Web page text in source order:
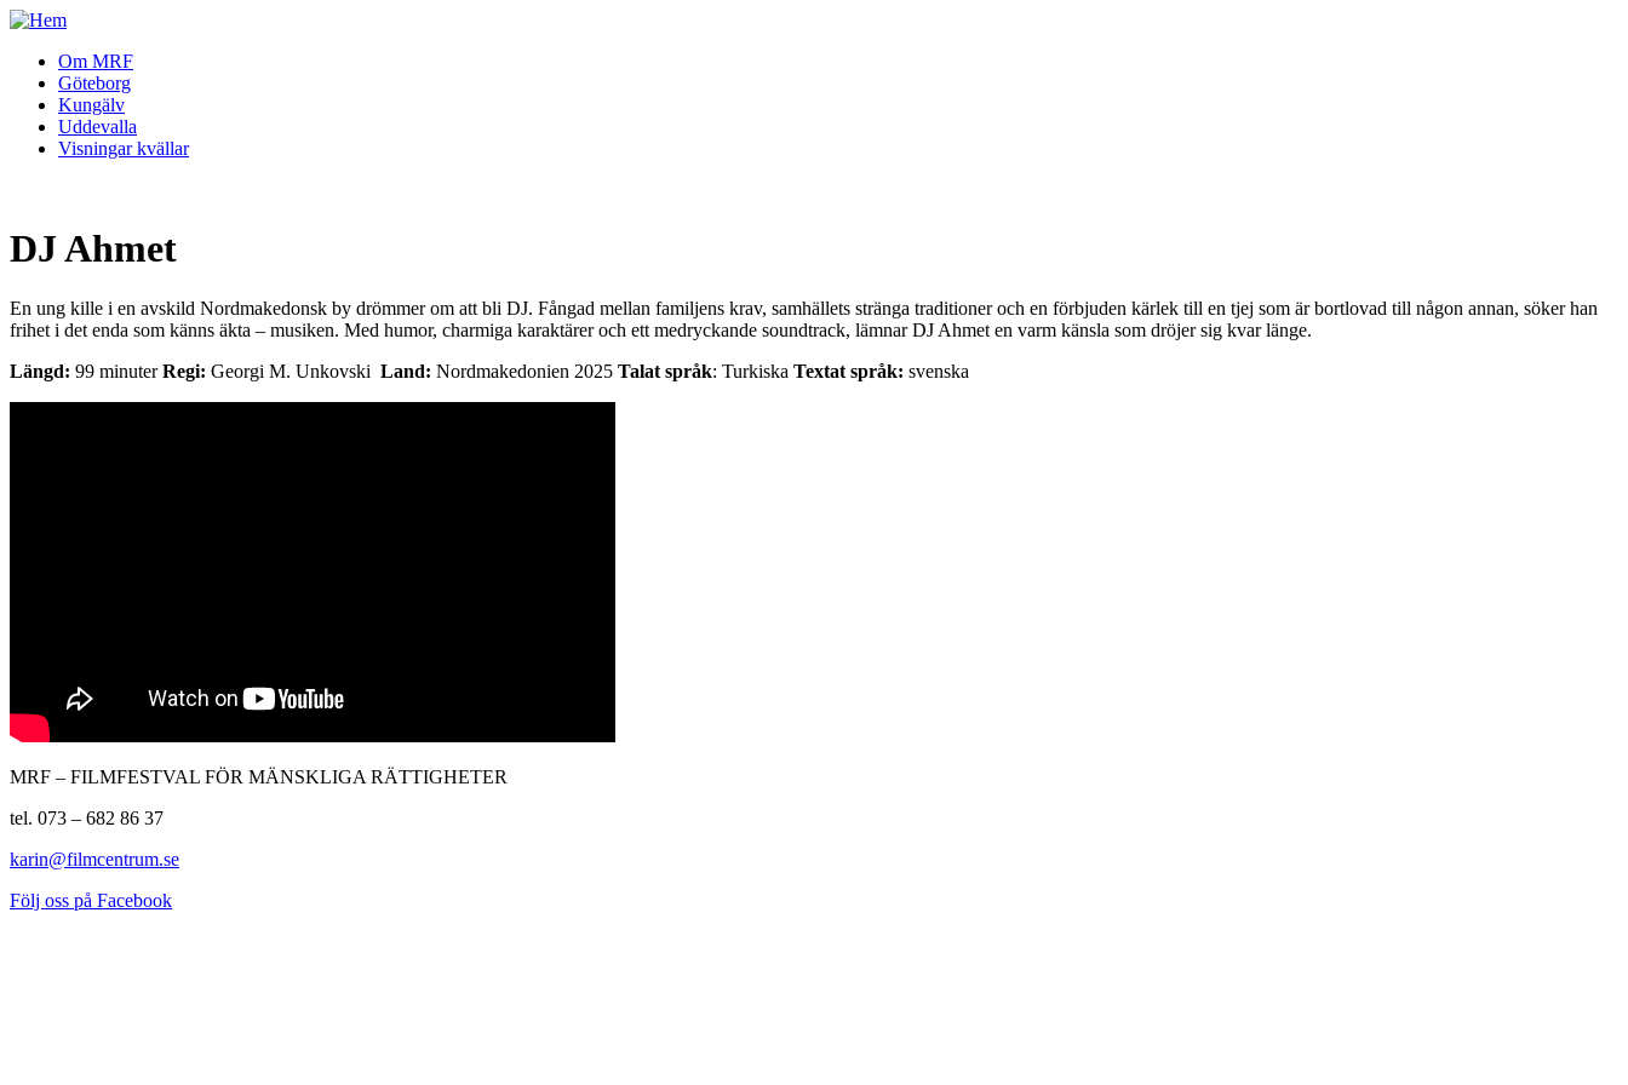
Om MRF
Göteborg
Kungälv
Uddevalla
Visningar kvällar
DJ Ahmet
En ung kille i en avskild Nordmakedonsk by drömmer om att bli DJ. Fångad mellan familjens krav, samhällets stränga traditioner och en förbjuden kärlek till en tjej som är bortlovad till någon annan, söker han
frihet i det enda som känns äkta – musiken. Med humor, charmiga karaktärer och ett medryckande soundtrack, lämnar DJ Ahmet en varm känsla som dröjer sig kvar länge.
Längd: 99 minuterRegi: Georgi M. Unkovski Land: Nordmakedonien 2025 Talat språk: Turkiska Textat språk: svenska
MRF – FILMFESTVAL FÖR MÄNSKLIGA RÄTTIGHETER
tel. 073 – 682 86 37
karin@filmcentrum.se
Följ oss på Facebook